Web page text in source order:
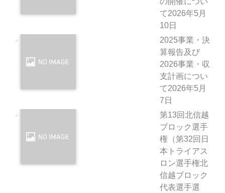
て2026年5月
10日
2025事業・決
算報告及び
2026事業・収
支計画につい
て2026年5月
7日
第13回北信越
ブロック選手
権（第32回日
本トライアス
ロン選手権北
信越ブロック
代表選手選